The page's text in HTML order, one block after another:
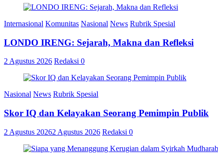
Internasional Komunitas Nasional News Rubrik Spesial
LONDO IRENG: Sejarah, Makna dan Refleksi
2 Agustus 2026 Redaksi 0
Nasional News Rubrik Spesial
Skor IQ dan Kelayakan Seorang Pemimpin Publik
2 Agustus 20262 Agustus 2026 Redaksi 0